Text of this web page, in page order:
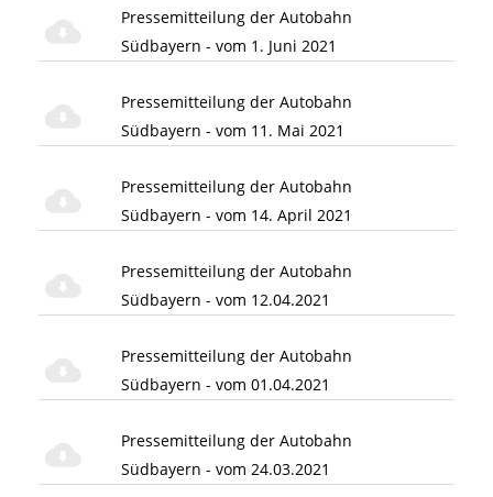
Pressemitteilung der Autobahn
Südbayern - vom 1. Juni 2021
Pressemitteilung der Autobahn
Südbayern - vom 11. Mai 2021
Pressemitteilung der Autobahn
Südbayern - vom 14. April 2021
Pressemitteilung der Autobahn
Südbayern - vom 12.04.2021
Pressemitteilung der Autobahn
Südbayern - vom 01.04.2021
Pressemitteilung der Autobahn
Südbayern - vom 24.03.2021